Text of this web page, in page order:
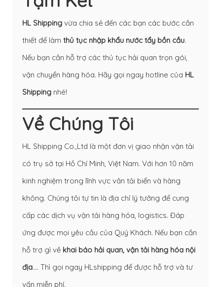
HL Shipping vừa chia sẻ đến các bạn các bước cần
thiết để làm thủ tục nhập khẩu nước tẩy bồn cầu.
Nếu bạn cần hỗ trợ các thủ tục hải quan trọn gói,
vận chuyển hàng hóa. Hãy gọi ngay hotline của HL
Shipping nhé!
Về Chúng Tôi
HL Shipping Co.,Ltd là một đơn vị giao nhận vận tải
có trụ sở tại Hồ Chí Minh, Việt Nam. Với hơn 10 năm
kinh nghiệm trong lĩnh vực vân tải biển và hàng
không. Chúng tôi tự tin là địa chỉ lý tưởng để cung
cấp các dịch vụ vận tải hàng hóa, logistics. Đáp
ứng được mọi yêu cầu của Quý Khách. Nếu bạn cần
hỗ trợ gì về khai báo hải quan, vận tải hàng hóa nội
địa…. Thì gọi ngay HLshipping để được hỗ trợ và tư
vấn miễn phí.